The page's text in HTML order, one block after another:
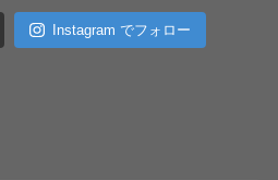
Instagram でフォロー